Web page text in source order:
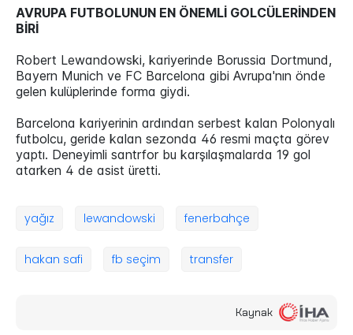
AVRUPA FUTBOLUNUN EN ÖNEMLİ GOLCÜLERİNDEN
BİRİ
Robert Lewandowski, kariyerinde Borussia Dortmund,
Bayern Munich ve FC Barcelona gibi Avrupa'nın önde
gelen kulüplerinde forma giydi.
Barcelona kariyerinin ardından serbest kalan Polonyalı
futbolcu, geride kalan sezonda 46 resmi maçta görev
yaptı. Deneyimli santrfor bu karşılaşmalarda 19 gol
atarken 4 de asist üretti.
yağız lewandowski fenerbahçe
hakan safi fb seçim transfer
Kaynak